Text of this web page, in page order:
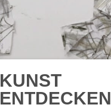
KUNST
ENTDECKEN